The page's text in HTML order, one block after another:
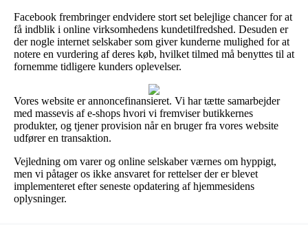
Facebook frembringer endvidere stort set belejlige chancer for at
få indblik i online virksomhedens kundetilfredshed. Desuden er
der nogle internet selskaber som giver kunderne mulighed for at
notere en vurdering af deres køb, hvilket tilmed må benyttes til at
fornemme tidligere kunders oplevelser.
Vores website er annoncefinansieret. Vi har tætte samarbejder
med massevis af e-shops hvori vi fremviser butikkernes
produkter, og tjener provision når en bruger fra vores website
udfører en transaktion.
Vejledning om varer og online selskaber værnes om hyppigt,
men vi påtager os ikke ansvaret for rettelser der er blevet
implementeret efter seneste opdatering af hjemmesidens
oplysninger.